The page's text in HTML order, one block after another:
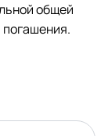
общей